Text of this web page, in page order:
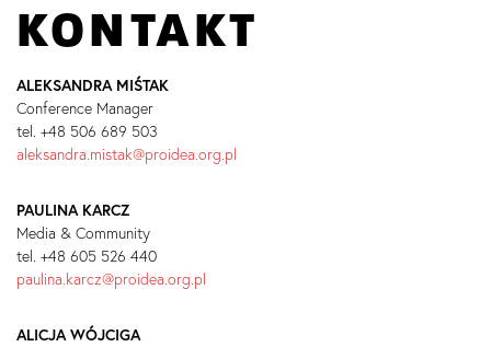
KONTAKT
ALEKSANDRA MIŚTAK
Conference Manager
tel. +48 506 689 503
aleksandra.mistak@proidea.org.pl
PAULINA KARCZ
Media & Community
tel. +48 605 526 440
paulina.karcz@proidea.org.pl
ALICJA WÓJCIGA